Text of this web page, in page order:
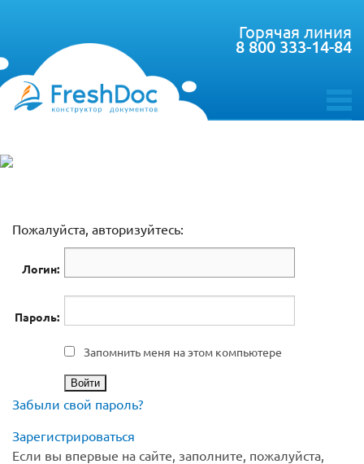
toggle
Горячая линия
8 800 333-14-84
Пожалуйста, авторизуйтесь:
Логин:
Пароль:
Запомнить меня на этом компьютере
Забыли свой пароль?
Зарегистрироваться
Если вы впервые на сайте, заполните, пожалуйста,